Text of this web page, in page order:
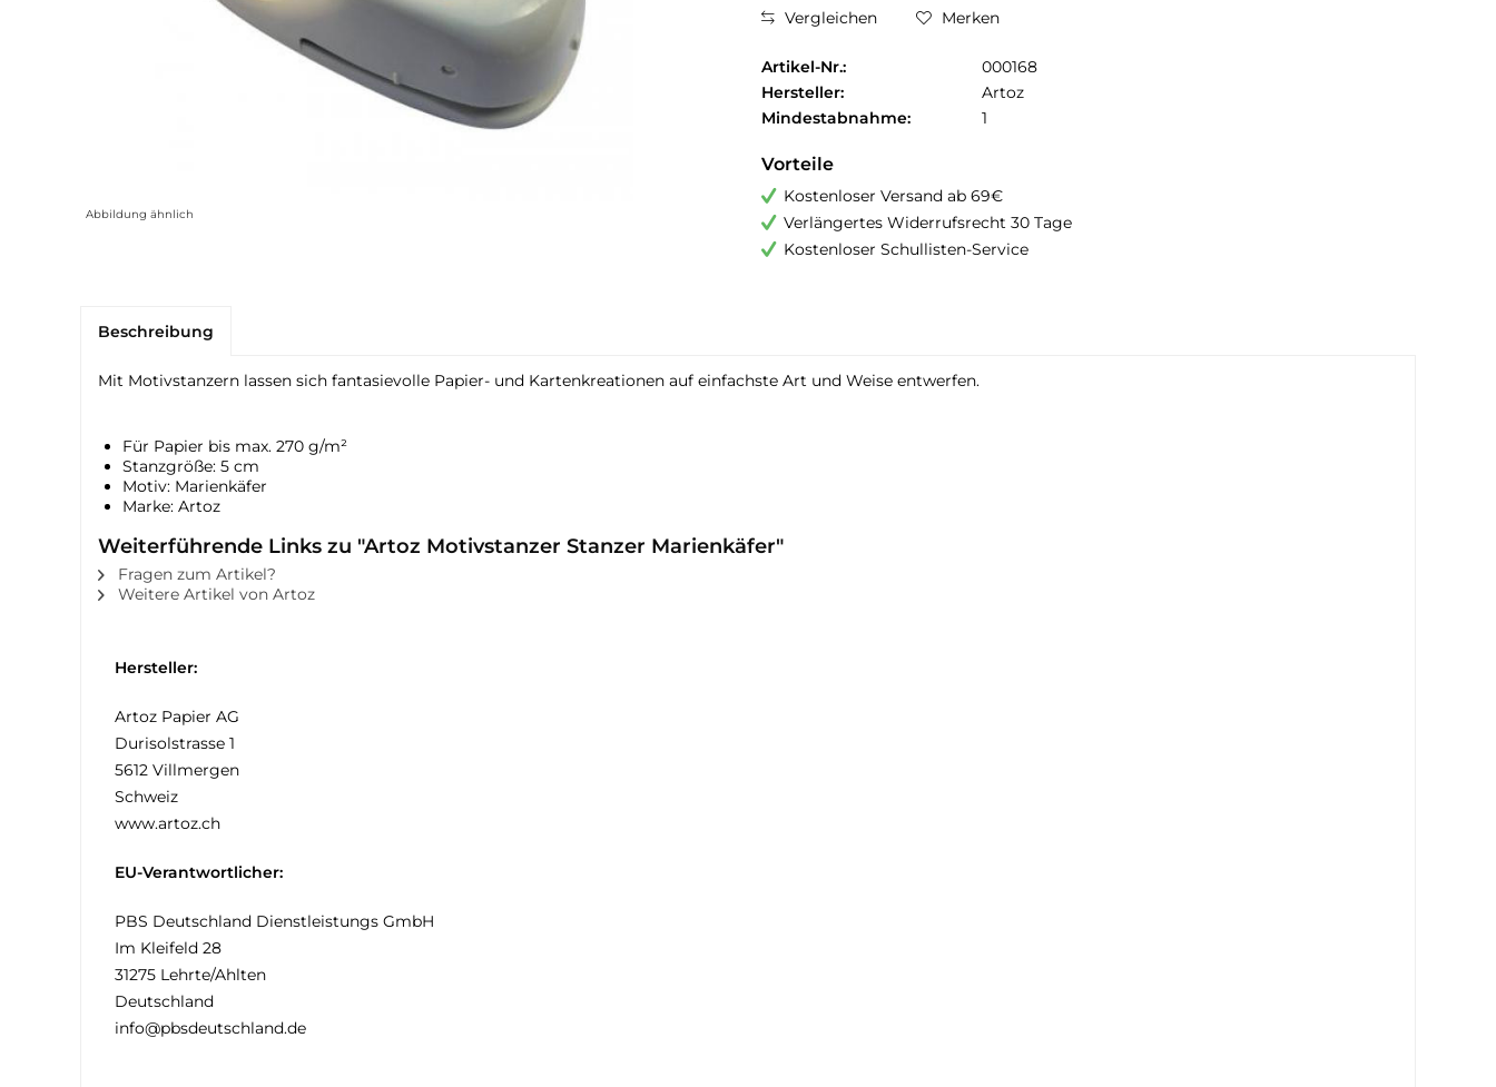
Abbildung ähnlich
Vergleichen Merken
Artikel-Nr.:
000168
Hersteller:
Artoz
Mindestabnahme:
1
Vorteile
Kostenloser Versand ab 69€
Verlängertes Widerrufsrecht 30 Tage
Kostenloser Schullisten-Service
Beschreibung
Mit Motivstanzern lassen sich fantasievolle Papier- und Kartenkreationen auf einfachste Art und Weise entwerfen.
Für Papier bis max. 270 g/m²
Stanzgröße: 5 cm
Motiv: Marienkäfer
Marke: Artoz
Weiterführende Links zu "Artoz Motivstanzer Stanzer Marienkäfer"
Fragen zum Artikel?
Weitere Artikel von Artoz
Hersteller:
Artoz Papier AG
Durisolstrasse 1
5612 Villmergen
Schweiz
www.artoz.ch
EU-Verantwortlicher:
PBS Deutschland Dienstleistungs GmbH
Im Kleifeld 28
31275 Lehrte/Ahlten
Deutschland
info@pbsdeutschland.de